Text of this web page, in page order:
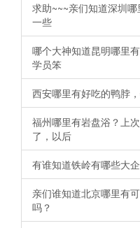
求助~~~亲们知道深圳
一些
哪个大神知道昆明哪里
学员笨
西安哪里有好吃的鸭脖
福州哪里有岩盘浴？上
了，以后
有谁知道铁岭有哪些大企
亲们谁知道北京哪里有
吗？